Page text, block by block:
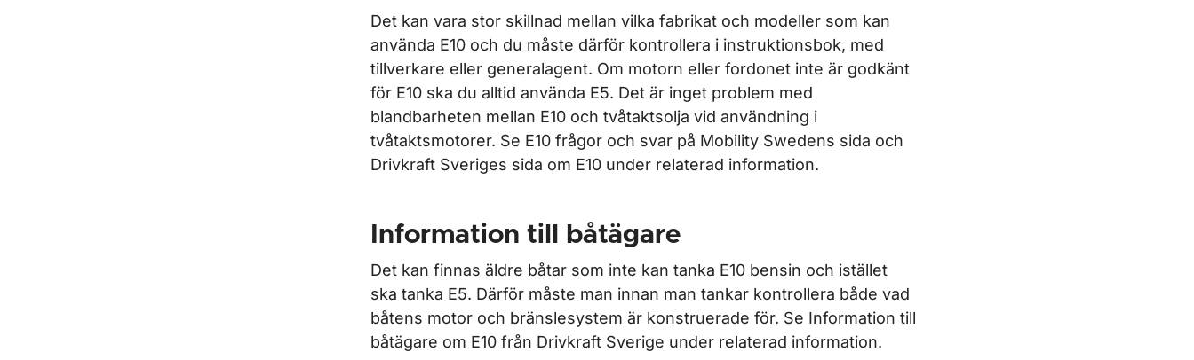
Det kan vara stor skillnad mellan vilka fabrikat och modeller som kan
använda E10 och du måste därför kontrollera i instruktionsbok, med
tillverkare eller generalagent. Om motorn eller fordonet inte är godkänt
för E10 ska du alltid använda E5. Det är inget problem med
blandbarheten mellan E10 och tvåtaktsolja vid användning i
tvåtaktsmotorer. Se E10 frågor och svar på Mobility Swedens sida och
Drivkraft Sveriges sida om E10 under relaterad information.
Information till båtägare
Det kan finnas äldre båtar som inte kan tanka E10 bensin och istället
ska tanka E5. Därför måste man innan man tankar kontrollera både vad
båtens motor och bränslesystem är konstruerade för. Se Information till
båtägare om E10 från Drivkraft Sverige under relaterad information.